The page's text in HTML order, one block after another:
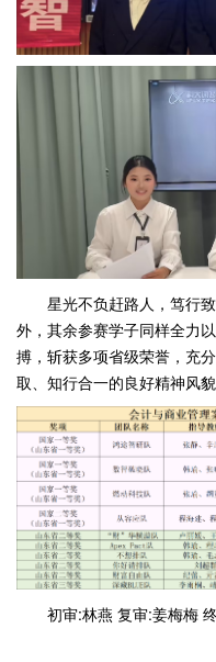
星光不负赶路人，笃行
外，其余参赛学子同样全力
搏，斩获多项省级荣誉，充
取、知行合一的良好精神风貌
初审:林燕 复审:姜梅梅